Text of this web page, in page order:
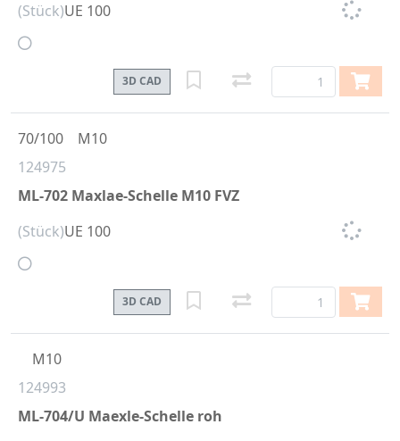
(Stück)UE 100
3D CAD
124975
ML-702 Maxlae-Schelle M10 FVZ
70/100 M10
(Stück)UE 100
3D CAD
124993
ML-704/U Maexle-Schelle roh
M10